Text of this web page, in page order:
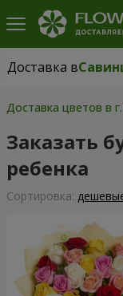
Доставка в
Доставка в
Доставка цветов в
Заказать
ребенка
Cортировка: